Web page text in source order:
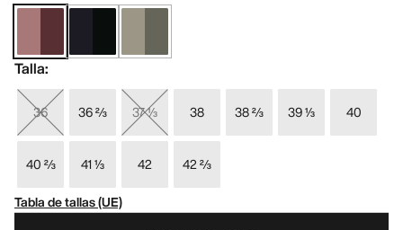
Talla:
36 36 ⅔ 37 ⅓ 38 38 ⅔ 39 ⅓ 40
40 ⅔ 41 ⅓ 42
42 ⅔
Tabla de tallas (UE)